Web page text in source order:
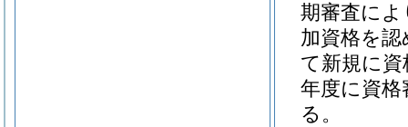
期審査に
加資格を
て新規に
年度に資格
る。